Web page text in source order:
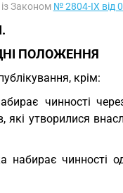
Законом № 2804-IX від
ПОЛОЖЕННЯ
крім:
чинності
які утворилися
набирає чинності